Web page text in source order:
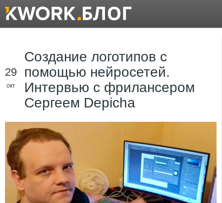
29
окт
Создание логотипов с
помощью нейросетей.
Интервью с фрилансером
Сергеем Depicha